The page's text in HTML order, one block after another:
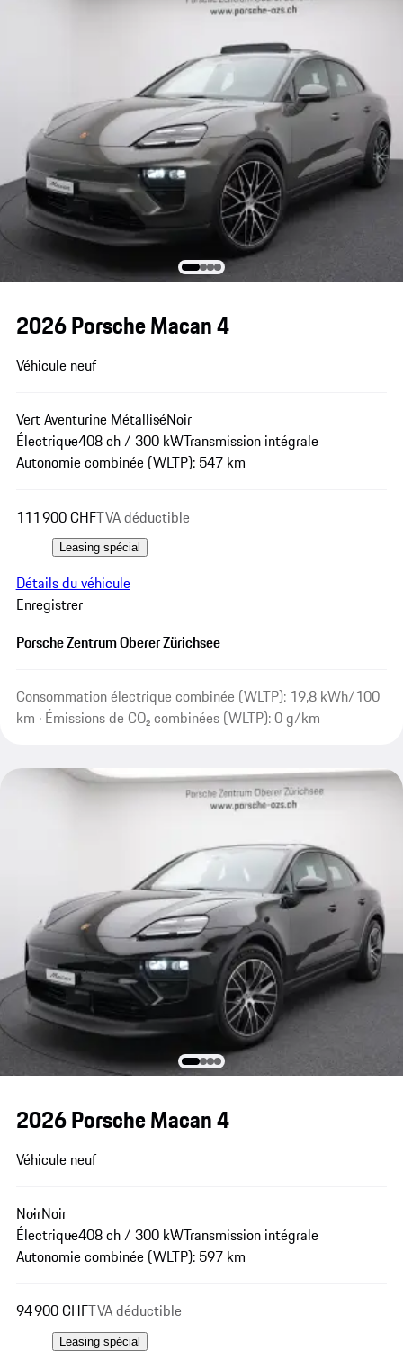
2026 Porsche Macan 4
Véhicule neuf
Vert Aventurine MétalliséNoir
Électrique408 ch / 300 kWTransmission intégrale
Autonomie combinée (WLTP): 547 km
111 900 CHFTVA déductible
Leasing spécial
Détails du véhicule
Enregistrer
Porsche Zentrum Oberer Zürichsee
Consommation électrique combinée (WLTP): 19,8 kWh/100
km · Émissions de CO₂ combinées (WLTP): 0 g/km
2026 Porsche Macan 4
Véhicule neuf
NoirNoir
Électrique408 ch / 300 kWTransmission intégrale
Autonomie combinée (WLTP): 597 km
94 900 CHFTVA déductible
Leasing spécial